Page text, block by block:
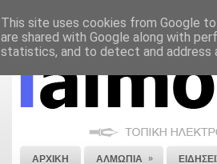
ΝΟΜΙΚΗ ΣΗΜΕΙΩΣΗ ΔΙΑΦΗΜΙΣΗ
ΑΡΧΙΚΗ ΑΛΜΩΠΙΑ »
This site uses cookies from Google
are shared with Google along with
statistics, and to detect and address